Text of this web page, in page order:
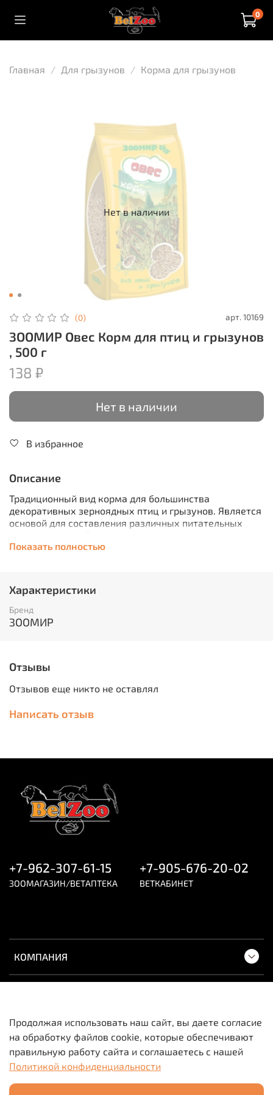
0
Главная Для грызунов Корма для грызунов
Нет в наличии
(0) арт. 10169
ЗООМИР Овес Корм для птиц и грызунов
, 500 г
138 ₽
Нет в наличии
В избранное
Описание
Традиционный вид корма для большинства
декоративных зерноядных птиц и грызунов. Является
основой для составления различных питательных
проросшем виде. Мелкие птицы охотне потребляют
его именно в таком виде, а более крупные, например,
Показать полностью
Характеристики
Бренд
ЗООМИР
Отзывы
Отзывов еще никто не оставлял
Написать отзыв
КОМПАНИЯ
+7-962-307-61-15
ЗООМАГАЗИН/ВЕТАПТЕКА
+7-905-676-20-02
ВЕТКАБИНЕТ
Вся информация о товарах и ценах носит
исключительно информационный характер и не
Продолжая использовать наш сайт, вы даете согласие
на обработку файлов cookie, которые обеспечивают
правильную работу сайта и соглашаетесь с нашей
Политикой конфиденциальности